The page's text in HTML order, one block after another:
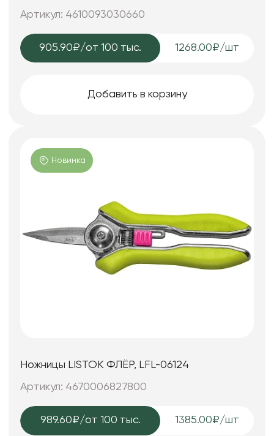
Артикул: 4610093030660
905.90₽/от 100 тыс. 1268.00₽/шт
Добавить в корзину
Новинка
Ножницы LISTOK ФЛЁР, LFL-06124
Артикул: 4670006827800
989.60₽/от 100 тыс. 1385.00₽/шт